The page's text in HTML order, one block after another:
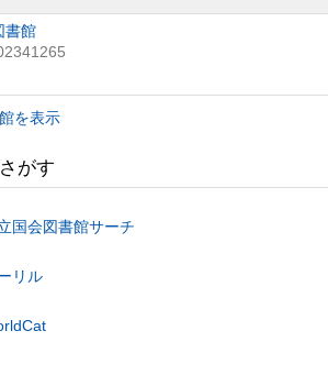
書館
を表示
がす
国会図書館サーチ
リル